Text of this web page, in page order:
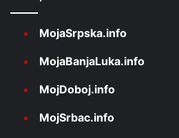
MojaSrpska.info
MojaBanjaLuka.info
MojDoboj.info
MojSrbac.info